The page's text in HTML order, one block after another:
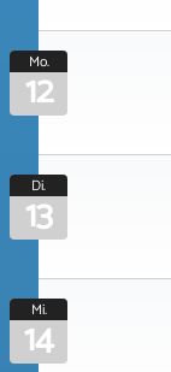
Mo.
12
Di.
13
Mi.
14